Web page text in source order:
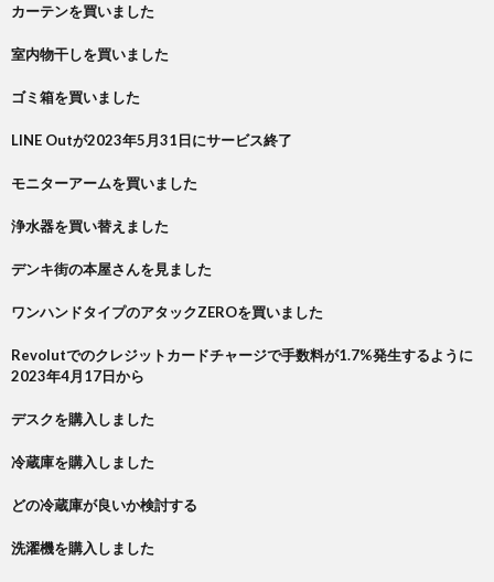
カーテンを買いました
室内物干しを買いました
ゴミ箱を買いました
LINE Outが2023年5月31日にサービス終了
モニターアームを買いました
浄水器を買い替えました
デンキ街の本屋さんを見ました
ワンハンドタイプのアタックZEROを買いました
Revolutでのクレジットカードチャージで手数料が1.7%発生するように
2023年4月17日から
デスクを購入しました
冷蔵庫を購入しました
どの冷蔵庫が良いか検討する
洗濯機を購入しました